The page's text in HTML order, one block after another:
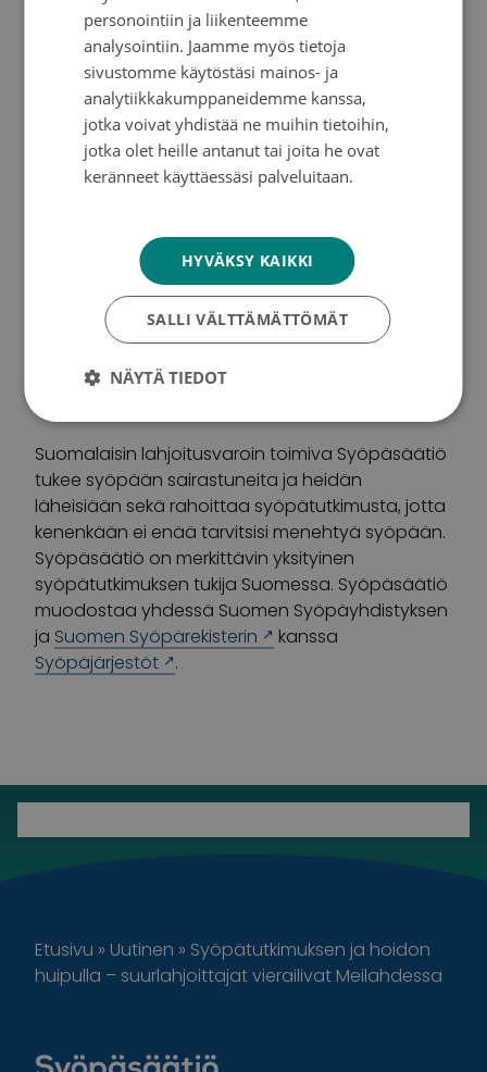
huomattavasti vähemmän, vain yksi tai kaksi”,
kertoi HUSin Syöpäkeskuksen ylifyysikko
Tenhunen, joka esitteli vaikuttavan kokoista,
huoneen täyttävää laitetta vierailijaryhmälle.
Vierailun päätteeksi Johanna Mattson painotti,
että Suomessa ollaan syövän hoidossa
Risto Pelkosen aikoinaan luomaan viehättävään
kaarnaveistoskokoelmaan, Tuohelan kylään.
Teos on esillä Syöpäkeskuksen ala-aulassa
kävijöiden iloksi.
Teksti ja kuvat:
Suomalaisin lahjoitusvaroin toimiva Syöpäsäätiö
tukee syöpään sairastuneita ja heidän
läheisiään sekä rahoittaa syöpätutkimusta, jotta
kenenkään ei enää tarvitsisi menehtyä syöpään.
Syöpäsäätiö on merkittävin yksityinen
syöpätutkimuksen tukija Suomessa. Syöpäsäätiö
muodostaa yhdessä Suomen Syöpäyhdistyksen
ja Suomen Syöpärekisterin
kanssa
Syöpäjärjestöt
.
Etusivu » Uutinen » Syöpätutkimuksen ja hoidon
huipulla – suurlahjoittajat vierailivat Meilahdessa
personointiin ja liikenteemme
analysointiin. Jaamme myös tietoja
sivustomme käytöstäsi mainos- ja
analytiikkakumppaneidemme kanssa,
jotka voivat yhdistää ne muihin tietoihin,
jotka olet heille antanut tai joita he ovat
keränneet käyttäessäsi palveluitaan.
HYVÄKSY KAIKKI
SALLI VÄLTTÄMÄTTÖMÄT
NÄYTÄ TIEDOT